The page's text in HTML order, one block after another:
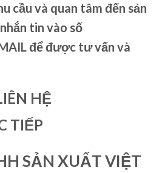
cầu và quan tâm đến sản
tin vào số
để được tư vấn và
HỆ
TIẾP
SẢN XUẤT VIỆT